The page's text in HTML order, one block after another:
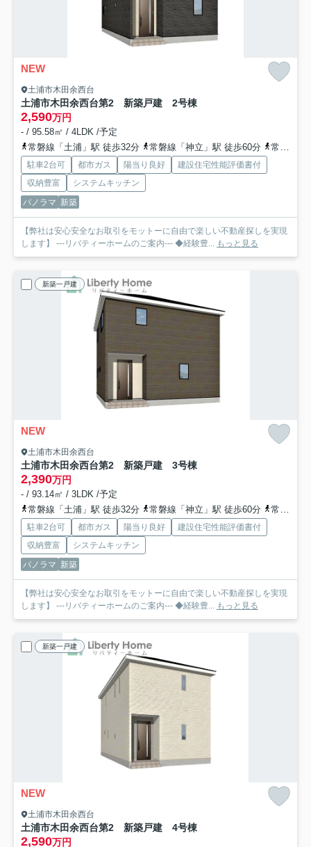
NEW
土浦市木田余西台
土浦市木田余西台第2 新築戸建 2号棟
2,590万円
- / 95.58㎡ / 4LDK /予定
常磐線「土浦」駅 徒歩32分
常磐線「神立」駅 徒歩60分 常磐線「荒川沖」駅 徒歩99分
駐車2台可 都市ガス 陽当り良好
建設住宅性能評価書付
収納豊富
システムキッチン
パノラマ 新築
【弊社は安心安全なお取引をモットーに自由で楽しい不動産探しを実現
します】 ---リバティーホームのご案内--- ◆経験豊... もっと見る
新築一戸建
NEW
土浦市木田余西台
土浦市木田余西台第2 新築戸建 3号棟
2,390万円
- / 93.14㎡ / 3LDK /予定
常磐線「土浦」駅 徒歩32分
常磐線「神立」駅 徒歩60分 常磐線「荒川沖」駅 徒歩99分
駐車2台可 都市ガス 陽当り良好
建設住宅性能評価書付
収納豊富
システムキッチン
パノラマ 新築
【弊社は安心安全なお取引をモットーに自由で楽しい不動産探しを実現
します】 ---リバティーホームのご案内--- ◆経験豊... もっと見る
新築一戸建
NEW
土浦市木田余西台
土浦市木田余西台第2 新築戸建 4号棟
2,590万円